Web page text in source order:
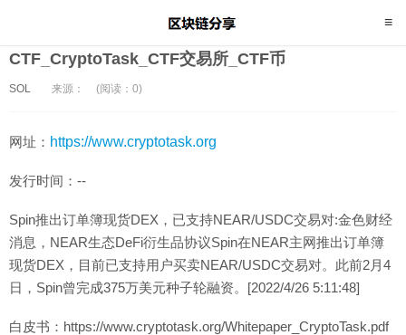
CTF_CryptoTask_CTF交易所_CTF币
SOL 来源： (阅读：0)
网址： https://www.cryptotask.org
发行时间：--
Spin推出订单簿现货DEX，已支持NEAR/USDC交易对:金色财经
消息，NEAR生态DeFi衍生品协议Spin在NEAR主网推出订单簿
现货DEX，目前已支持用户买卖NEAR/USDC交易对。此前2月4
日，Spin曾完成375万美元种子轮融资。[2022/4/26 5:11:48]
白皮书：https://www.cryptotask.org/Whitepaper_CryptoTask.pdf